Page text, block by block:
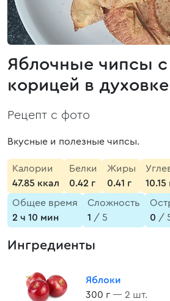
Яблочные чипсы с
корицей в духовке
Рецепт с фото
Вкусные и полезные чипсы.
Калории
47.85 ккал
Белки
0.42 г
Жиры
0.41 г
10.15
Общее время
2 ч 10 мин
Сложность
1 / 5
0 /
Ингредиенты
Яблоки
300 г — 2 шт.